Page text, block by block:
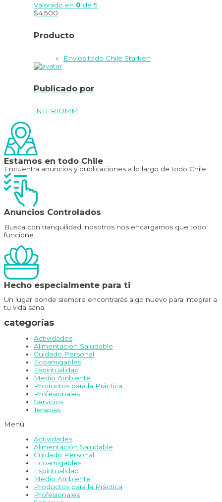
Valorado en 0 de 5
$4.500
Producto
Envíos todo Chile Starken
Publicado por
INTERIOMM
Estamos en todo Chile
Encuentra anuncios y publicaciones a lo largo de todo Chile.
Anuncios Controlados
Busca con tranquilidad, nosotros nos encargamos que todo
funcione.
Hecho especialmente para ti
Un lugar donde siempre encontrarás algo nuevo para integrar a
tu vida sana.
categorías
Actividades
Alimentación Saludable
Cuidado Personal
Ecoamigables
Espiritualidad
Medio Ambiente
Productos para la Práctica
Profesionales
Servicios
Terapias
Menú
Actividades
Alimentación Saludable
Cuidado Personal
Ecoamigables
Espiritualidad
Medio Ambiente
Productos para la Práctica
Profesionales